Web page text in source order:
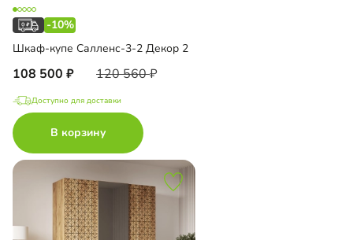
-10%
Шкаф-купе Салленс-3-2 Декор 2
108 500 120 560
Доступно для доставки
В корзину